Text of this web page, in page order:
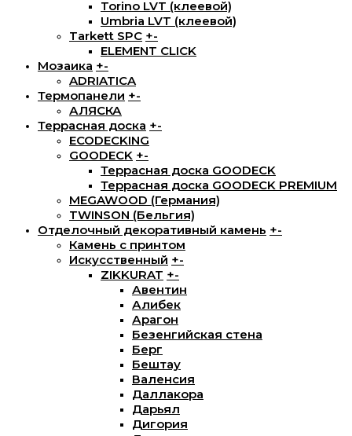
Torino LVT (клеевой)
Umbria LVT (клеевой)
Tarkett SPC +-
ELEMENT CLICK
Мозаика +-
ADRIATICA
Термопанели +-
АЛЯСКА
Террасная доска +-
ECODECKING
GOODECK +-
Террасная доска GOODECK
Террасная доска GOODECK PREMIUM
MEGAWOOD (Германия)
TWINSON (Бельгия)
Отделочный декоративный камень +-
Камень с принтом
Искусственный +-
ZIKKURAT +-
Авентин
Алибек
Арагон
Безенгийская стена
Берг
Бештау
Валенсия
Даллакора
Дарьял
Дигория